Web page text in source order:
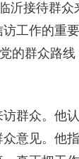
沂接待群众
工作的重
的群众路
群众。他
意见。他